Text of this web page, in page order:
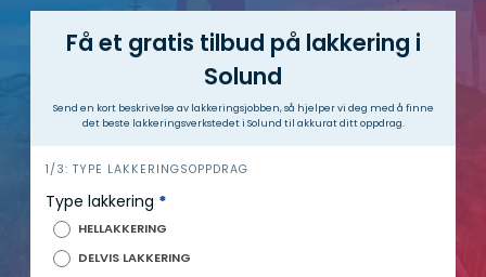
Få et gratis tilbud på lakkering i
Solund
Send en kort beskrivelse av lakkeringsjobben, så hjelper vi deg med å finne
det beste lakkeringsverkstedet i Solund til akkurat ditt oppdrag.
h
e
1/3: TYPE LAKKERINGSOPPDRAG
Type lakkering *
HELLAKKERING
DELVIS LAKKERING